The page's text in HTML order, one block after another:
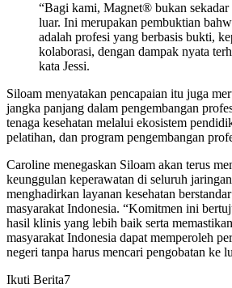
“Bagi kami, Magnet® bukan sekadar
luar. Ini merupakan pembuktian
adalah profesi yang berbasis bukti,
kolaborasi, dengan dampak nyata
kata Jessi.
Siloam menyatakan pencapaian itu juga
jangka panjang dalam pengembangan
tenaga kesehatan melalui ekosistem
pelatihan, dan program pengembangan
Caroline menegaskan Siloam akan terus
keunggulan keperawatan di seluruh
menghadirkan layanan kesehatan
masyarakat Indonesia. “Komitmen ini
hasil klinis yang lebih baik serta
masyarakat Indonesia dapat memperoleh
negeri tanpa harus mencari pengobatan ke
Ikuti Berita7